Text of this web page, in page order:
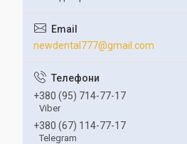
newdental777@gmail.com
+380 (95) 714-77-17
Viber
+380 (67) 114-77-17
Telegram